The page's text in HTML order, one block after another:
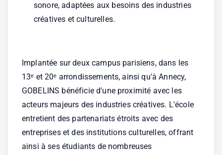
sonore, adaptées aux besoins des industries
créatives et culturelles.
Implantée sur deux campus parisiens, dans les
13ᵉ et 20ᵉ arrondissements, ainsi qu'à Annecy,
GOBELINS bénéficie d'une proximité avec les
acteurs majeurs des industries créatives. L'école
entretient des partenariats étroits avec des
entreprises et des institutions culturelles, offrant
ainsi à ses étudiants de nombreuses